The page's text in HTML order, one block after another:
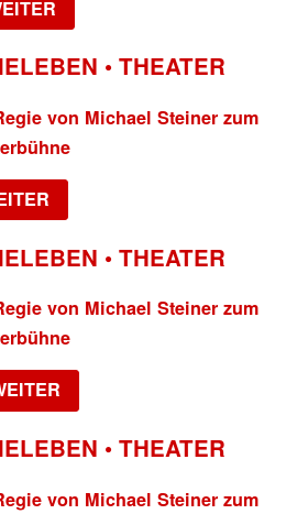
• THEATER
von Michael Steiner zum
• THEATER
von Michael Steiner zum
• THEATER
von Michael Steiner zum